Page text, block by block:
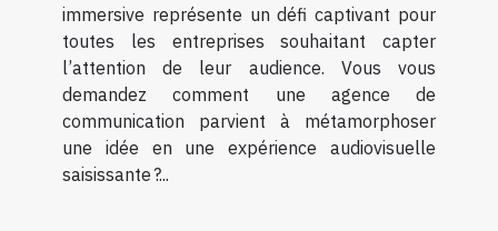
immersive représente un défi captivant pour
toutes les entreprises souhaitant capter
l’attention de leur audience. Vous vous
demandez comment une agence de
communication parvient à métamorphoser
une idée en une expérience audiovisuelle
saisissante ?...